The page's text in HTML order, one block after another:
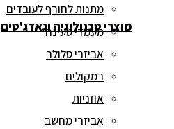
מתנות לחורף לעובדים
מוצרי טכנולוגיה וגאדג'טים
מעמדי טעינה
אביזרי סלולר
רמקולים
אוזניות
אביזרי מחשב